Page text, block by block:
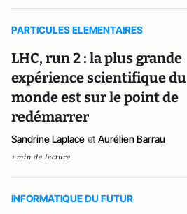
PARTICULES ELEMENTAIRES
LHC, run 2 : la plus grande
expérience scientifique du
monde est sur le point de
redémarrer
Sandrine Laplace et Aurélien Barrau
1 min de lecture
INFORMATIQUE DU FUTUR